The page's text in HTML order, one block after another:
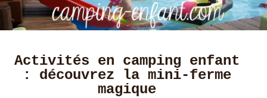
Activités en camping enfant
: découvrez la mini-ferme
magique